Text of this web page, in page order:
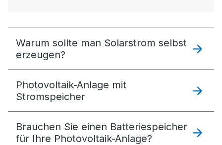
Warum sollte man Solarstrom selbst
erzeugen?
Photovoltaik-Anlage mit
Stromspeicher
Brauchen Sie einen Batteriespeicher
für Ihre Photovoltaik-Anlage?